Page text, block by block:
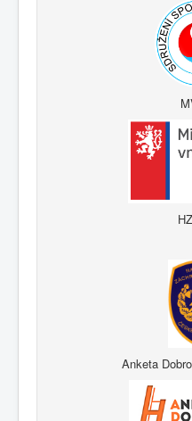
Anketa